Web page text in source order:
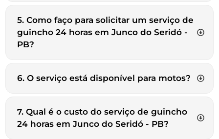
5. Como faço para solicitar um serviço de
guincho 24 horas em Junco do Seridó -
PB?
6. O serviço está disponível para motos?
7. Qual é o custo do serviço de guincho
24 horas em Junco do Seridó - PB?